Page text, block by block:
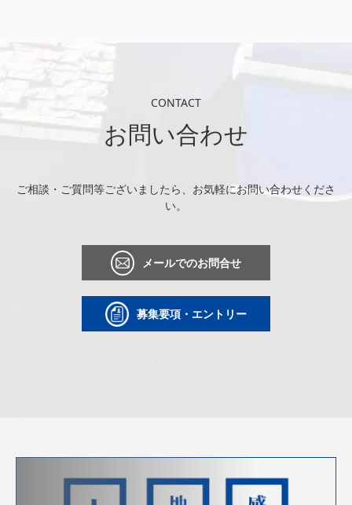
CONTACT
お問い合わせ
ご相談・ご質問等ございましたら、お気軽にお問い合わせくださ
い。
メールでのお問合せ
募集要項・エントリー